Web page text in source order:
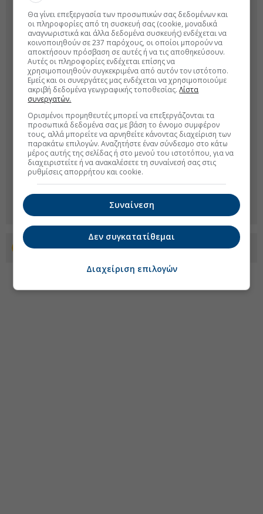
Προσθέστε το euro2day.gr στο Discover
Θα γίνει επεξεργασία των προσωπικών σας δεδομένων και
οι πληροφορίες από τη συσκευή σας (cookie, μοναδικά
αναγνωριστικά και άλλα δεδομένα συσκευής) ενδέχεται να
κοινοποιηθούν σε 237 παρόχους, οι οποίοι μπορούν να
αποκτήσουν πρόσβαση σε αυτές ή να τις αποθηκεύσουν.
Αυτές οι πληροφορίες ενδέχεται επίσης να
χρησιμοποιηθούν συγκεκριμένα από αυτόν τον ιστότοπο.
Εμείς και οι συνεργάτες μας ενδέχεται να χρησιμοποιούμε
ακριβή δεδομένα γεωγραφικής τοποθεσίας.Λίστα
συνεργατών.
Ορισμένοι προμηθευτές μπορεί να επεξεργάζονται τα
προσωπικά δεδομένα σας με βάση το έννομο συμφέρον
τους, αλλά μπορείτε να αρνηθείτε κάνοντας διαχείριση των
παρακάτω επιλογών. Αναζητήστε έναν σύνδεσμο στο κάτω
μέρος αυτής της σελίδας ή στο μενού του ιστοτόπου, για να
διαχειριστείτε ή να ανακαλέσετε τη συναίνεσή σας στις
ρυθμίσεις απορρήτου και cookie.
Συναίνεση
Δεν συγκατατίθεμαι
Διαχείριση επιλογών